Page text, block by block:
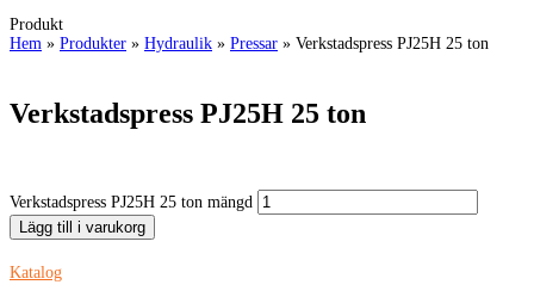
Produkt
Hem » Produkter » Hydraulik » Pressar » Verkstadspress PJ25H 25 ton
Verkstadspress PJ25H 25 ton
Verkstadspress PJ25H 25 ton mängd
Lägg till i varukorg
Katalog